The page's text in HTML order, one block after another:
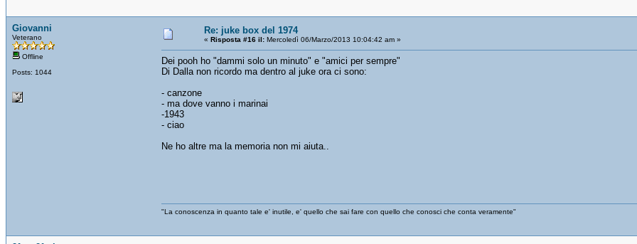
Giovanni
Veterano
Offline
Posts: 1044
Re: juke box del 1974
« Risposta #16 il: Mercoledì 06/Marzo/2013 10:04:42 am »
Dei pooh ho "dammi solo un minuto" e "amici per sempre"
Di Dalla non ricordo ma dentro al juke ora ci sono:
- canzone
- ma dove vanno i marinai
-1943
- ciao
Ne ho altre ma la memoria non mi aiuta..
"La conoscenza in quanto tale e' inutile, e' quello che sai fare con quello che conosci che conta veramente"